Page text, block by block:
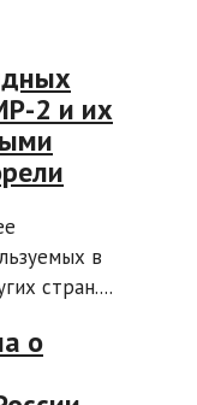
2 и их
в
стран....
о